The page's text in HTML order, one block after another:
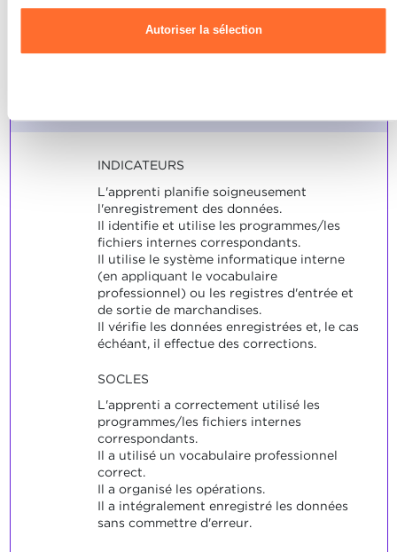
Autoriser la sélection
d'entrée et de sortie de
marchandises.
INDICATEURS
L'apprenti planifie soigneusement
l'enregistrement des données.
Il identifie et utilise les programmes/les
fichiers internes correspondants.
Il utilise le système informatique interne
(en appliquant le vocabulaire
professionnel) ou les registres d'entrée et
de sortie de marchandises.
Il vérifie les données enregistrées et, le cas
échéant, il effectue des corrections.
SOCLES
L'apprenti a correctement utilisé les
programmes/les fichiers internes
correspondants.
Il a utilisé un vocabulaire professionnel
correct.
Il a organisé les opérations.
Il a intégralement enregistré les données
sans commettre d'erreur.